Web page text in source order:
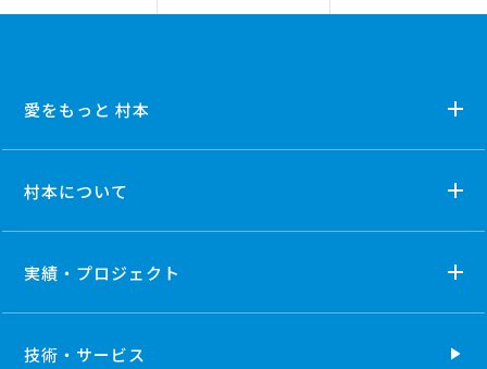
愛をもっと 村本
村本について
実績・プロジェクト
技術・ サービス